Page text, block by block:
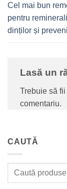
Cel mai bun
pentru
dinților și
Lasă un
Trebuie să fii
comentariu.
CAUTĂ